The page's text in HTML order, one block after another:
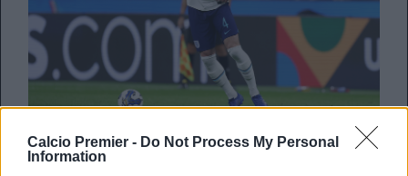
Calcio Premier - Do Not Process My Personal
Information
L’Inghilterravuole tornare al successo per blindare il